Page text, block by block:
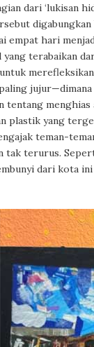
dari
digabungkan
empat hari
terabaikan
tentang
plastik yang
teman-
terurus.
dari kota ini